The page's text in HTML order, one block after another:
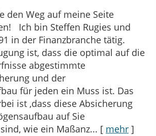
den Weg auf meine Seite
Ich bin Steffen Rugies und
in der Finanzbranche tätig.
ist, dass die optimal auf die
abgestimmte
und der
für jeden ein Muss ist. Das
ist ,dass diese Absicherung
auf Sie
wie ein Maßanz... [ mehr ]